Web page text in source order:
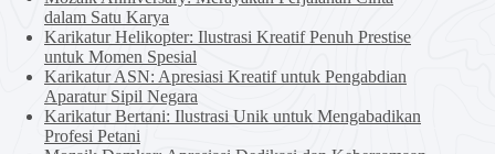
dalam Satu Karya
Karikatur Helikopter: Ilustrasi Kreatif Penuh Prestise
untuk Momen Spesial
Karikatur ASN: Apresiasi Kreatif untuk Pengabdian
Aparatur Sipil Negara
Karikatur Bertani: Ilustrasi Unik untuk Mengabadikan
Profesi Petani